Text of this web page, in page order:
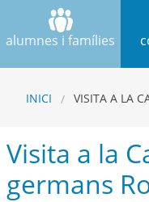
alumnes i famílies
INICI VISITA A LA
Visita a la
germans